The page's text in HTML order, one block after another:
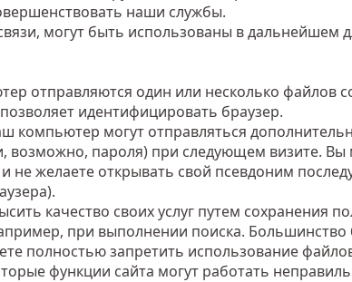
наши службы.
могут быть использованы в
отправляются один или несколько файлов
идентифицировать браузер.
компьютер могут отправляться
возможно, пароля) при следующем визите. Вы
не желаете открывать свой псевдоним
качество своих услуг путем сохранения
при выполнении поиска.
полностью запретить использование
функции сайта могут работать